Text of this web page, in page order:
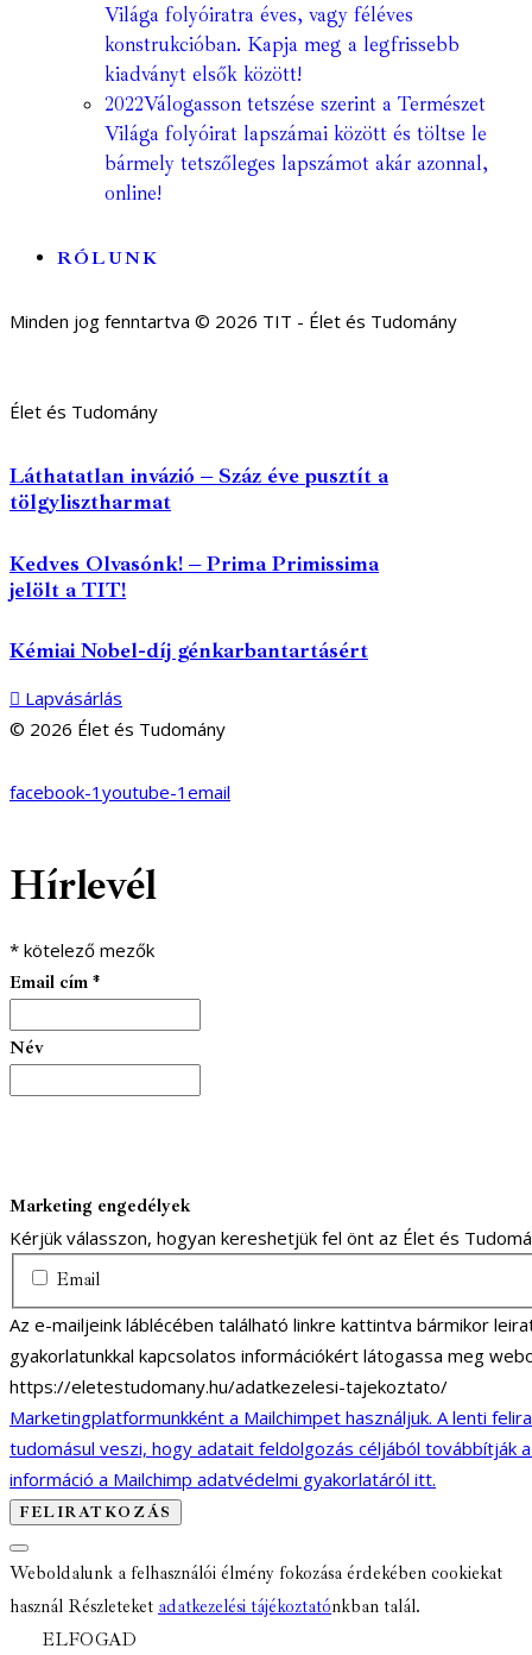
Világa folyóiratra éves, vagy féléves
konstrukcióban. Kapja meg a legfrissebb
kiadványt elsők között!
2022Válogasson tetszése szerint a Természet
Világa folyóirat lapszámai között és töltse le
bármely tetszőleges lapszámot akár azonnal,
online!
RÓLUNK
Minden jog fenntartva © 2026 TIT - Élet és Tudomány
Élet és Tudomány
Láthatatlan invázió – Száz éve pusztít a
tölgylisztharmat
Kedves Olvasónk! – Prima Primissima
jelölt a TIT!
Kémiai Nobel-díj génkarbantartásért
Lapvásárlás
© 2026 Élet és Tudomány
facebook-1 youtube-1 email
Hírlevél
* kötelező mezők
Email cím *
Név
Marketing engedélyek
Kérjük válasszon, hogyan kereshetjük fel önt az Élet és
Email
Az e-mailjeink láblécében található linkre kattintva bármikor
gyakorlatunkkal kapcsolatos információkért látogassa meg
https://eletestudomany.hu/adatkezelesi-tajekoztato/
Marketingplatformunkként a Mailchimpet használjuk. A lenti
tudomásul veszi, hogy adatait feldolgozás céljából továbbítják
információ a Mailchimp adatvédelmi gyakorlatáról itt.
Weboldalunk a felhasználói élmény fokozása érdekében cookiekat
használ Részleteket adatkezelési tájékoztatónkban talál.
ELFOGAD